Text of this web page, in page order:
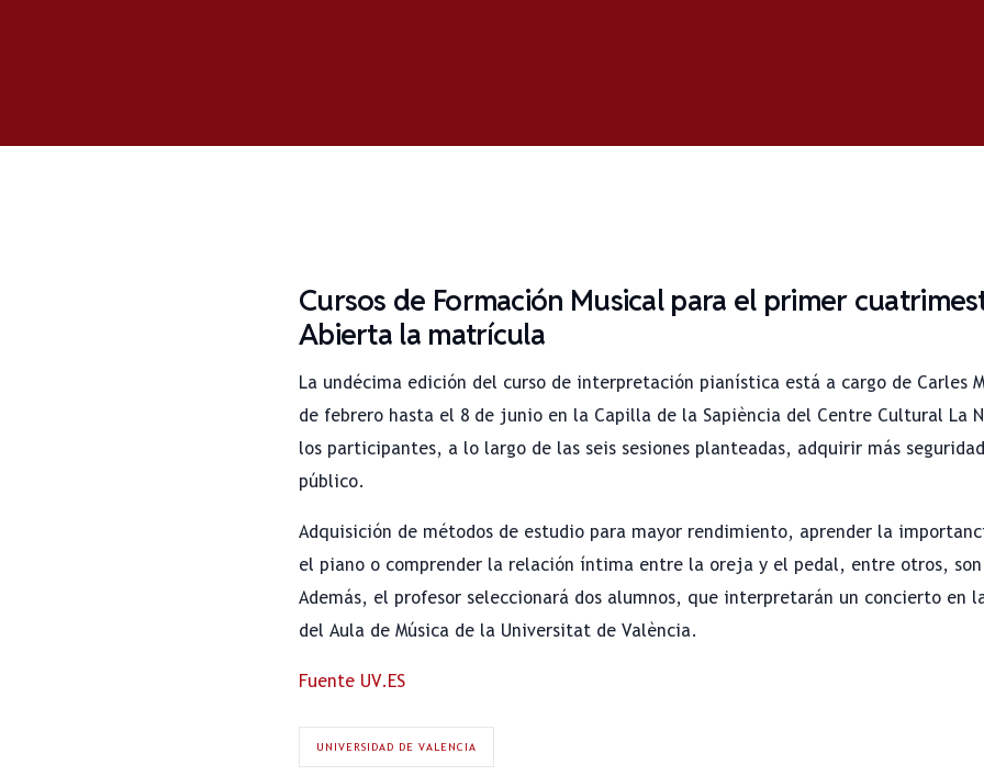
Cursos de Formación Musical para el primer
Abierta la matrícula
La undécima edición del curso de interpretación pianística está a cargo de Carles
de febrero hasta el 8 de junio en la Capilla de la Sapiència del Centre Cultural La
los participantes, a lo largo de las seis sesiones planteadas, adquirir más
público.
Adquisición de métodos de estudio para mayor rendimiento, aprender la
el piano o comprender la relación íntima entre la oreja y el pedal, entre otros,
Además, el profesor seleccionará dos alumnos, que interpretarán un concierto en
del Aula de Música de la Universitat de València.
Fuente UV.ES
UNIVERSIDAD DE VALENCIA